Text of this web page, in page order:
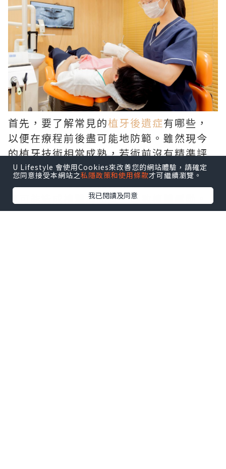
首先，要了解常見的植牙後遺症有哪些，
以便在療程前後盡可能地防範。雖然現今
的植牙技術相當成熟，若術前沒有精準評
估骨質條件與血管神經走向，可能引發暫
時性麻木或發炎；而在術後若疏於維護，
更可能造成植體周圍炎，導致植體鬆動。
建立良好潔牙習慣並定期回診追蹤，就能
U Lifestyle 會使用Cookies來改善您的網站體驗，請確定
您同意接受本網站之私隱政策和使用條款才可繼續瀏覽。
我已閱讀及同意